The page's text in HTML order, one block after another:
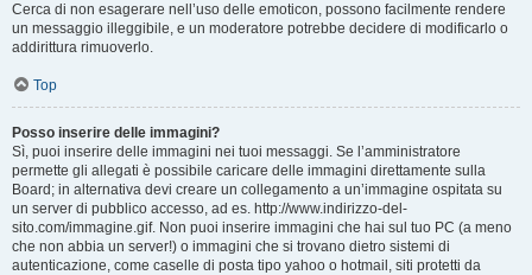
Cerca di non esagerare nell’uso delle emoticon, possono facilmente rendere
un messaggio illeggibile, e un moderatore potrebbe decidere di modificarlo o
addirittura rimuoverlo.
Top
Posso inserire delle immagini?
Sì, puoi inserire delle immagini nei tuoi messaggi. Se l’amministratore
permette gli allegati è possibile caricare delle immagini direttamente sulla
Board; in alternativa devi creare un collegamento a un’immagine ospitata su
un server di pubblico accesso, ad es. http://www.indirizzo-del-
sito.com/immagine.gif. Non puoi inserire immagini che hai sul tuo PC (a meno
che non abbia un server!) o immagini che si trovano dietro sistemi di
autenticazione, come caselle di posta tipo yahoo o hotmail, siti protetti da